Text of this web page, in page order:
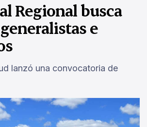
Regional busca
e
lanzó una convocatoria de